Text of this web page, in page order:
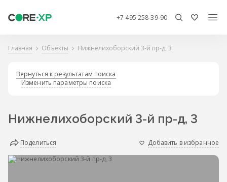
+7 495 258-39-90
Главная Объекты Нижнелихоборский 3-й пр-д, 3
Вернуться к результатам поиска
Изменить параметры поиска
Нижнелихоборский 3-й пр-д, 3
Поделиться Добавить в избранное